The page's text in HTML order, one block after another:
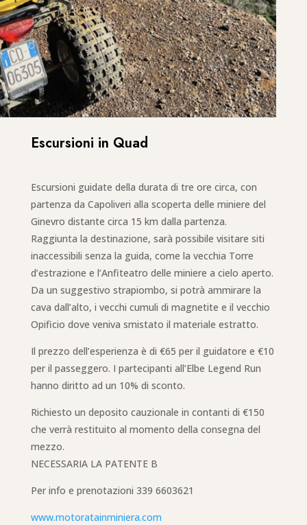
Escursioni in Quad
Escursioni guidate della durata di tre ore circa, con
partenza da Capoliveri alla scoperta delle miniere del
Ginevro distante circa 15 km dalla partenza.
Raggiunta la destinazione, sarà possibile visitare siti
inaccessibili senza la guida, come la vecchia Torre
d’estrazione e l’Anfiteatro delle miniere a cielo aperto.
Da un suggestivo strapiombo, si potrà ammirare la
cava dall’alto, i vecchi cumuli di magnetite e il vecchio
Opificio dove veniva smistato il materiale estratto.
Il prezzo dell’esperienza è di €65 per il guidatore e €10
per il passeggero. I partecipanti all’Elbe Legend Run
hanno diritto ad un 10% di sconto.
Richiesto un deposito cauzionale in contanti di €150
che verrà restituito al momento della consegna del
mezzo.
NECESSARIA LA PATENTE B
Per info e prenotazioni 339 6603621
www.motoratainminiera.com